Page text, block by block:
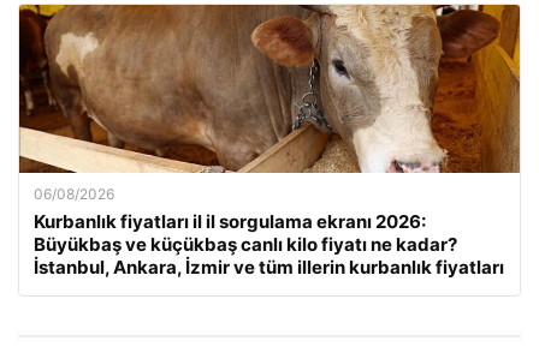
06/08/2026
Kurbanlık fiyatları il il sorgulama ekranı 2026:
Büyükbaş ve küçükbaş canlı kilo fiyatı ne kadar?
İstanbul, Ankara, İzmir ve tüm illerin kurbanlık fiyatları